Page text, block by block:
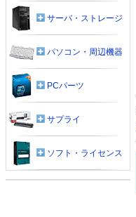
サーバ・ストレージ
パソコン・周辺機器
PCパーツ
サプライ
ソフト・ライセンス